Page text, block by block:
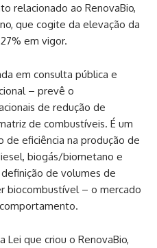
relacionado ao RenovaBio,
que cogite da elevação da
em vigor.
em consulta pública e
– prevê o
de redução de
de combustíveis. É um
eficiência na produção de
biogás/biometano e
de volumes de
biocombustível – o mercado
que criou o RenovaBio,